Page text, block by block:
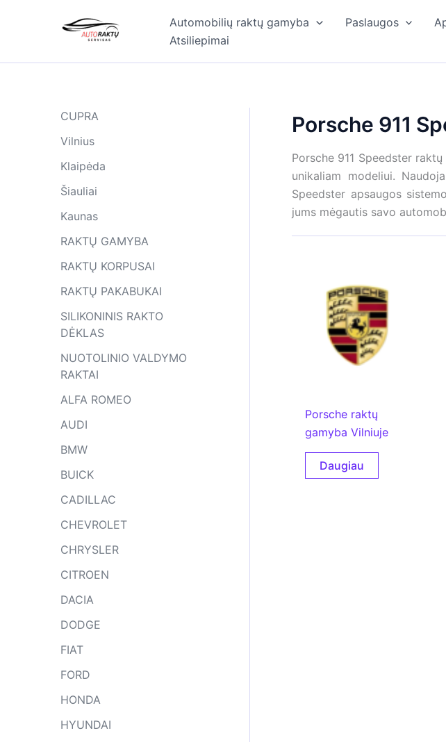
Automobilių raktų gamyba Paslaugos
Atsiliepimai
CUPRA
Vilnius
Klaipėda
Šiauliai
Kaunas
RAKTŲ GAMYBA
RAKTŲ KORPUSAI
RAKTŲ PAKABUKAI
SILIKONINIS RAKTO
DĖKLAS
NUOTOLINIO VALDYMO
RAKTAI
ALFA ROMEO
AUDI
BMW
BUICK
CADILLAC
CHEVROLET
CHRYSLER
CITROEN
DACIA
DODGE
FIAT
FORD
HONDA
HYUNDAI
Porsche 911
Porsche 911 Speedster
unikaliam modeliui.
Speedster apsaugos
jums mėgautis savo
Porsche raktų
gamyba Vilniuje
Daugiau